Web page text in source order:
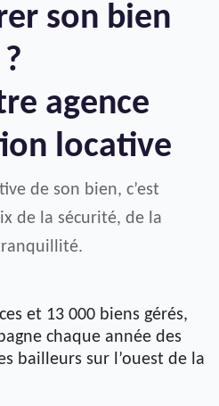
son bien
agence
locative
de son bien, c’est
de la sécurité, de la
et 13 000 biens gérés,
chaque année des
bailleurs sur l’ouest de la